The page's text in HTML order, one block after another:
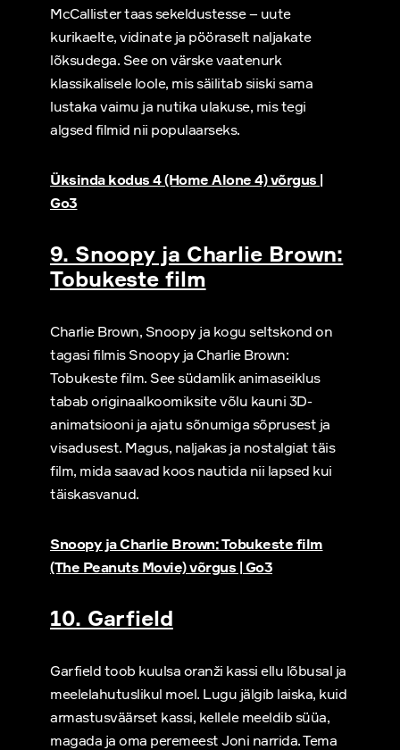
McCallister taas sekeldustesse – uute
kurikaelte, vidinate ja pööraselt naljakate
lõksudega. See on värske vaatenurk
klassikalisele loole, mis säilitab siiski sama
lustaka vaimu ja nutika ulakuse, mis tegi
algsed filmid nii populaarseks.
Üksinda kodus 4 (Home Alone 4) võrgus |
Go3
9. Snoopy ja Charlie Brown:
Tobukeste film
Charlie Brown, Snoopy ja kogu seltskond on
tagasi filmis Snoopy ja Charlie Brown:
Tobukeste film. See südamlik animaseiklus
tabab originaalkoomiksite võlu kauni 3D-
animatsiooni ja ajatu sõnumiga sõprusest ja
visadusest. Magus, naljakas ja nostalgiat täis
film, mida saavad koos nautida nii lapsed kui
täiskasvanud.
Snoopy ja Charlie Brown: Tobukeste film
(The Peanuts Movie) võrgus | Go3
10. Garfield
Garfield toob kuulsa oranži kassi ellu lõbusal ja
meelelahutuslikul moel. Lugu jälgib laiska, kuid
armastusväärset kassi, kellele meeldib süüa,
magada ja oma peremeest Joni narrida. Tema